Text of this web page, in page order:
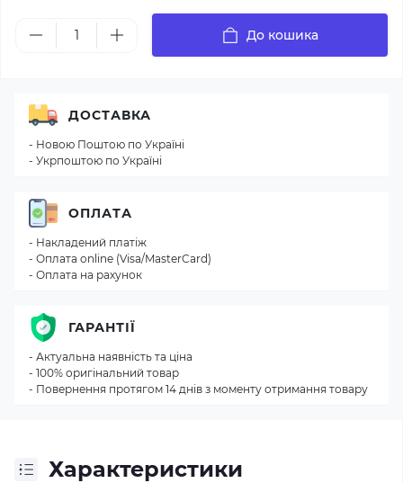
До кошика
Характеристики
ДОСТАВКА
- Новою Поштою по Україні
- Укрпоштою по Україні
ОПЛАТА
- Накладений платіж
- Оплата online (Visa/MasterCard)
- Оплата на рахунок
ГАРАНТІЇ
- Актуальна наявність та ціна
- 100% оригінальний товар
- Повернення протягом 14 днів з моменту отримання товару